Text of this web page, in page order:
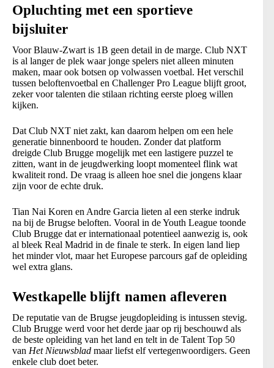
Opluchting met een sportieve
bijsluiter
Voor Blauw-Zwart is 1B geen detail in de marge. Club NXT
is al langer de plek waar jonge spelers niet alleen minuten
maken, maar ook botsen op volwassen voetbal. Het verschil
tussen beloftenvoetbal en Challenger Pro League blijft groot,
zeker voor talenten die stilaan richting eerste ploeg willen
kijken.
Dat Club NXT niet zakt, kan daarom helpen om een hele
generatie binnenboord te houden. Zonder dat platform
dreigde Club Brugge mogelijk met een lastigere puzzel te
zitten, want in de jeugdwerking loopt momenteel flink wat
kwaliteit rond. De vraag is alleen hoe snel die jongens klaar
zijn voor de echte druk.
Tian Nai Koren en Andre Garcia lieten al een sterke indruk
na bij de Brugse beloften. Vooral in de Youth League toonde
Club Brugge dat er internationaal potentieel aanwezig is, ook
al bleek Real Madrid in de finale te sterk. In eigen land liep
het minder vlot, maar het Europese parcours gaf de opleiding
wel extra glans.
Westkapelle blijft namen afleveren
De reputatie van de Brugse jeugdopleiding is intussen stevig.
Club Brugge werd voor het derde jaar op rij beschouwd als
de beste opleiding van het land en telt in de Talent Top 50
van Het Nieuwsblad maar liefst elf vertegenwoordigers. Geen
enkele club doet beter.